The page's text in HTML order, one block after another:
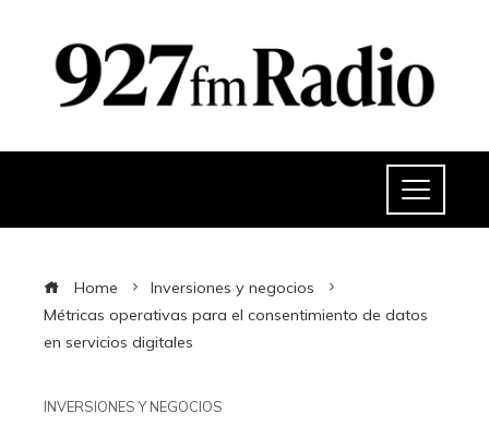
Home
Inversiones y negocios
Métricas operativas para el consentimiento de datos
en servicios digitales
INVERSIONES Y NEGOCIOS